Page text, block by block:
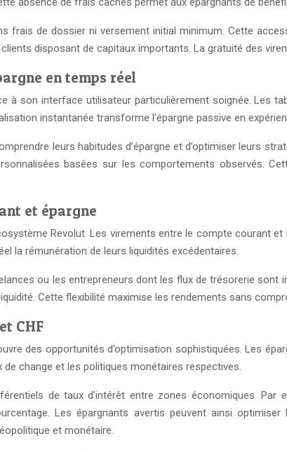
frais de dossier ni versement initial minimum. Cette
disposant de capitaux importants. La gratuité des
en temps réel
à son interface utilisateur particulièrement soignée. Les
instantanée transforme l’épargne passive en
leurs habitudes d’épargne et d’optimiser leurs
basées sur les comportements observés.
et épargne
Revolut. Les virements entre le compte courant
la rémunération de leurs liquidités excédentaires.
ou les entrepreneurs dont les flux de trésorerie sont
Cette flexibilité maximise les rendements sans
CHF
des opportunités d’optimisation sophistiquées. Les
change et les politiques monétaires respectives.
de taux d’intérêt entre zones économiques.
Les épargnants avertis peuvent ainsi
et monétaire.